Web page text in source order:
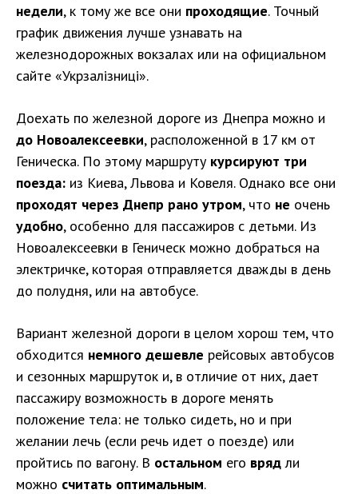
недели, к тому же все они проходящие. Точный
график движения лучше узнавать на
железнодорожных вокзалах или на официальном
сайте «Укрзалізниці».
Доехать по железной дороге из Днепра можно и
до Новоалексеевки, расположенной в 17 км от
Геническа. По этому маршруту курсируют три
поезда: из Киева, Львова и Ковеля. Однако все они
проходят через Днепр рано утром, что не очень
удобно, особенно для пассажиров с детьми. Из
Новоалексеевки в Геническ можно добраться на
электричке, которая отправляется дважды в день
до полудня, или на автобусе.
Вариант железной дороги в целом хорош тем, что
обходится немного дешевле рейсовых автобусов
и сезонных маршруток и, в отличие от них, дает
пассажиру возможность в дороге менять
положение тела: не только сидеть, но и при
желании лечь (если речь идет о поезде) или
пройтись по вагону. В остальном его врядли
можно считать оптимальным.